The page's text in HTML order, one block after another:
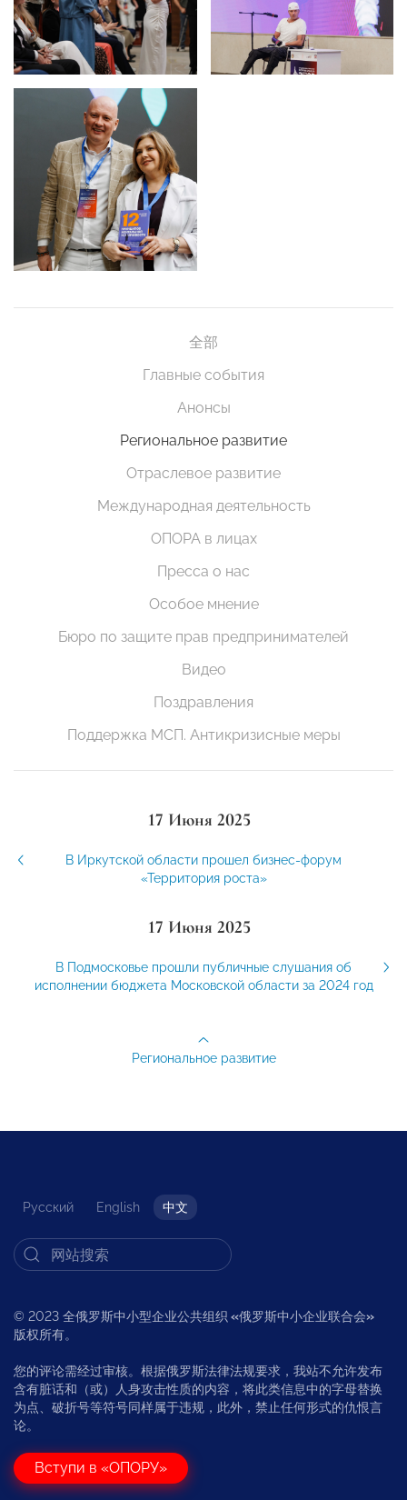
全部
Главные события
Анонсы
Региональное развитие
Отраслевое развитие
Международная деятельность
ОПОРА в лицах
Пресса о нас
Особое мнение
Бюро по защите прав предпринимателей
Видео
Поздравления
Поддержка МСП. Антикризисные меры
17 Июня 2025
В Иркутской области прошел бизнес-форум
«Территория роста»
17 Июня 2025
В Подмосковье прошли публичные слушания об
исполнении бюджета Московской области за 2024 год
Региональное развитие
Русский English 中文
© 2023 全俄罗斯中小型企业公共组织 «俄罗斯中小企业联合会»
版权所有。
您的评论需经过审核。根据俄罗斯法律法规要求，我站不允许发布
含有脏话和（或）人身攻击性质的内容，将此类信息中的字母替换
为点、破折号等符号同样属于违规，此外，禁止任何形式的仇恨言
论。
Вступи в «ОПОРУ»